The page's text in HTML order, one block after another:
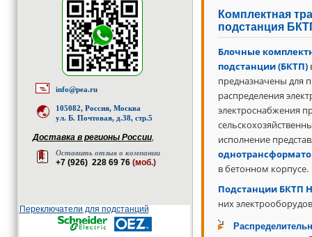
info@pea.ru
105082, Россия, Москва
ул. Б. Почтовая, д.38, стр.5
Доставка в регионы России,
Оставить отзыв о компании
+7 (926) 228 69 76 (моб.)
Переключатели для подстанций
Комплектная
подстанция
Блочные
подстанции (БКТП)
предназначены для
распределения
электроснабжения
исполнение
в бетонном корпусе.
Подстанции БКТП
них